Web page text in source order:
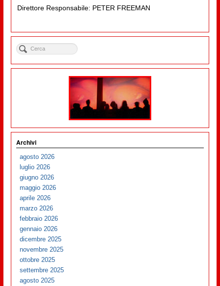
Direttore Responsabile: PETER FREEMAN
Archivi
agosto 2026
luglio 2026
giugno 2026
maggio 2026
aprile 2026
marzo 2026
febbraio 2026
gennaio 2026
dicembre 2025
novembre 2025
ottobre 2025
settembre 2025
agosto 2025